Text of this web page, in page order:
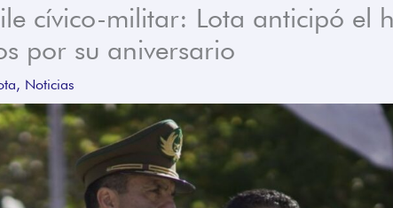
cívico-militar: Lota anticipó el
por su aniversario
, Noticias